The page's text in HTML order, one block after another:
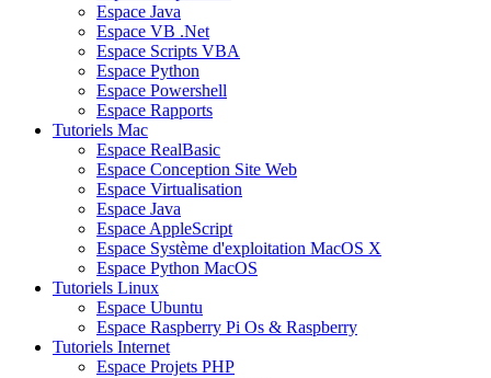
Espace Java
Espace VB .Net
Espace Scripts VBA
Espace Python
Espace Powershell
Espace Rapports
Tutoriels Mac
Espace RealBasic
Espace Conception Site Web
Espace Virtualisation
Espace Java
Espace AppleScript
Espace Système d'exploitation MacOS X
Espace Python MacOS
Tutoriels Linux
Espace Ubuntu
Espace Raspberry Pi Os & Raspberry
Tutoriels Internet
Espace Projets PHP